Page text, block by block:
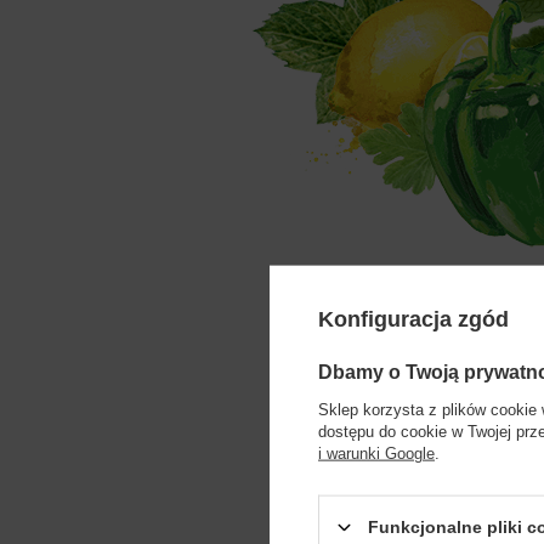
powinniśmy
Konfiguracja zgód
Dbamy o Twoją
Sklep korzysta z plików cookie
dostępu do cookie w Twojej
i warunki Google
Funkcjonalne pliki